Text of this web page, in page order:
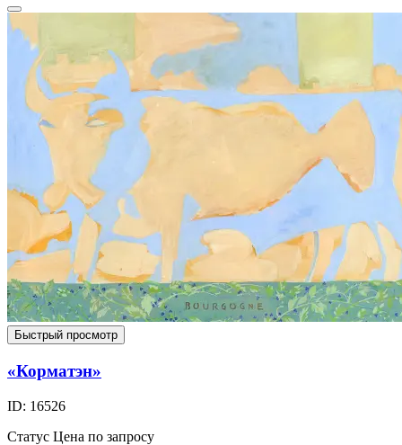
Быстрый просмотр
«Корматэн»
ID: 16526
Статус Цена по запросу